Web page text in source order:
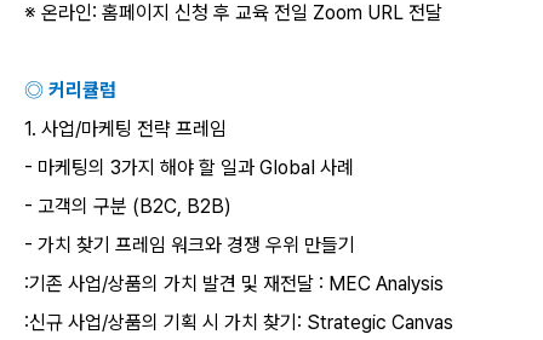
※ 온라인: 홈페이지 신청 후 교육 전일 Zoom URL 전달
◎ 커리큘럼
1. 사업/마케팅 전략 프레임
- 마케팅의 3가지 해야 할 일과 GIobaI 사례
- 고객의 구분 (B2C, B2B)
- 가치 찾기 프레임 워크와 경쟁 우위 만들기
:기존 사업/상품의 가치 발견 및 재전달 : MEC Analysis
:신규 사업/상품의 기획 시 가치 찾기: Strategic Canvas